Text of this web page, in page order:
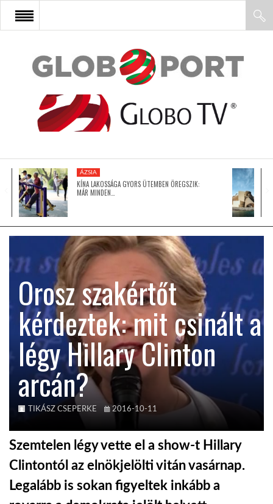
FŐOLDAL
AFRIKA
ÁZSIA
LATIN-AMERIKA
KÖZEL-KELET
AUSZTRÁLIA
A VILÁG ITTHON
GLOBOTV BP
ÁZSIA
KÍNA LAKOSSÁGA GYORS ÜTEMBEN ÖREGSZIK:
MÁR MINDEN…
Orosz szakértőt
kérdeztek: mit csinált a
légy Hillary Clinton
arcán?
TIKÁSZ CSEPERKE 2016-10-11
Szemtelen légy vette el a show-t Hillary
Clintontól az elnökjelölti vitán vasárnap.
Legalább is sokan figyeltek inkább a